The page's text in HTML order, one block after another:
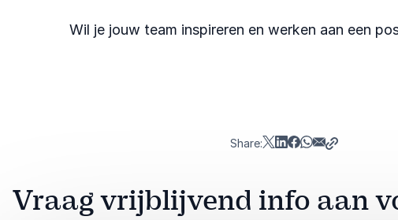
Wil je jouw team inspireren en werken aan een
Share:
Vraag vrijblijvend info aan